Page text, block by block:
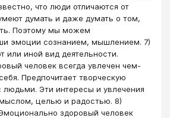
что люди отличаются от
думать и даже думать о том,
Поэтому мы можем
эмоции сознанием, мышлением. 7)
или иной вид деятельности.
человек всегда увлечен чем-
Предпочитает творческую
людьми. Эти интересы и увлечения
целью и радостью. 8)
здоровый человек